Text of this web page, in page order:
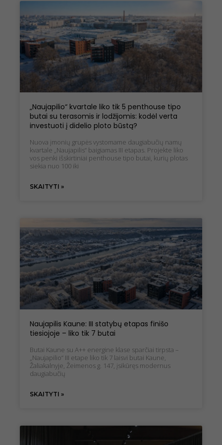
„Naujapilio“ kvartale liko tik 5 penthouse tipo
butai su terasomis ir lodžijomis: kodėl verta
investuoti į didelio ploto būstą?
Nuova įmonių grupės vystomame daugiabučių namų
kvartale „Naujapilis“ baigiamas III etapas. Projekte liko
vos penki išskirtiniai penthouse tipo butai, kurių plotas
siekia nuo 100 iki
SKAITYTI »
Naujapilis Kaune: III statybų etapas finišo
tiesiojoje – liko tik 7 butai
Butai Kaune su A++ energine klase sparčiai tirpsta –
„Naujapilio“ III etape liko tik 7 laisvi butai Kaune,
Žaliakalnyje, Žeimenos g. 147, įsikūręs modernus
daugiabučių
SKAITYTI »
kad svetainė
veiktų.